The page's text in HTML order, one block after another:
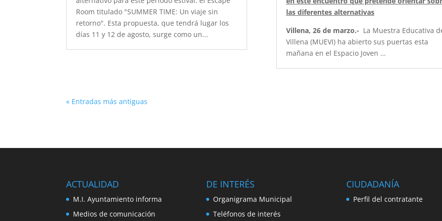
Room titulado "SUMMER TIME: Un viaje sin
retorno". Esta propuesta, que tendrá lugar los
días 11 y 12 de agosto, surge como un...
las diferentes alternativas
Villena, 26 de marzo.- La Muestra Educativa
Villena (MUEVI) ha abierto sus puertas esta
mañana en el Espacio Joven …
« Entradas más antiguas
ACTUALIDAD
M.I. Ayuntamiento informa
Medios de comunicación
DE INTERÉS
Organigrama Municipal
Teléfonos de interés
CIUDADANÍA
Perfil del contratante